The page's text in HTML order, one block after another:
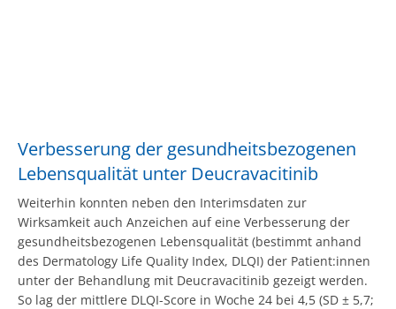
Verbesserung der gesundheitsbezogenen
Lebensqualität unter Deucravacitinib
Weiterhin konnten neben den Interimsdaten zur
Wirksamkeit auch Anzeichen auf eine Verbesserung der
gesundheitsbezogenen Lebensqualität (bestimmt anhand
des Dermatology Life Quality Index, DLQI) der Patient:innen
unter der Behandlung mit Deucravacitinib gezeigt werden.
So lag der mittlere DLQI-Score in Woche 24 bei 4,5 (SD ± 5,7;